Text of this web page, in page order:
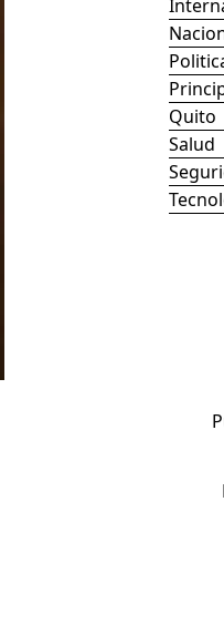
Quito
Salud